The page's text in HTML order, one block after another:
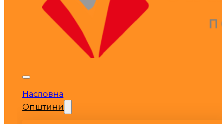
Насловна
Општини